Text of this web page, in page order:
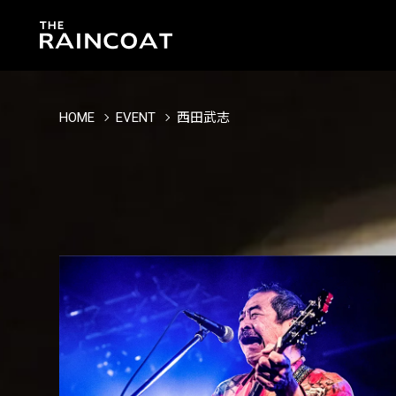
HOME EVENT 西田武志